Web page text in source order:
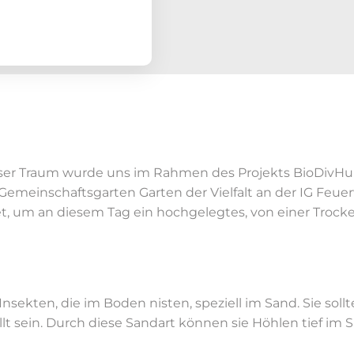
Traum wurde uns im Rahmen des Projekts
Garten der Vielfalt an der IG
an diesem Tag ein hochgelegtes, von einer
die im Boden nisten, speziell im Sand. Sie
sein. Durch diese Sandart können sie Höhlen tief im